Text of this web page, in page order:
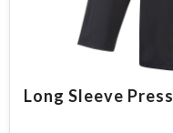
Long Sleeve